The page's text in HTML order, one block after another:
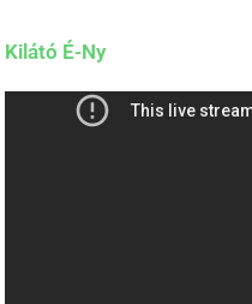
Kilátó É-Ny